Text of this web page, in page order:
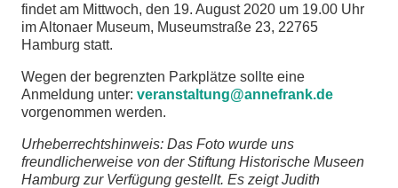
findet am Mittwoch, den 19. August 2020 um 19.00 Uhr
im Altonaer Museum, Museumstraße 23, 22765
Hamburg statt.
Wegen der begrenzten Parkplätze sollte eine
Anmeldung unter: veranstaltung@annefrank.de
vorgenommen werden.
Urheberrechtshinweis: Das Foto wurde uns
freundlicherweise von der Stiftung Historische Museen
Hamburg zur Verfügung gestellt. Es zeigt Judith